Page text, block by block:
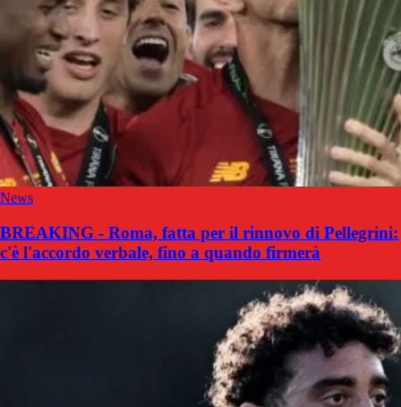
News
BREAKING - Roma, fatta per il rinnovo di Pellegrini:
c'è l'accordo verbale, fino a quando firmerà